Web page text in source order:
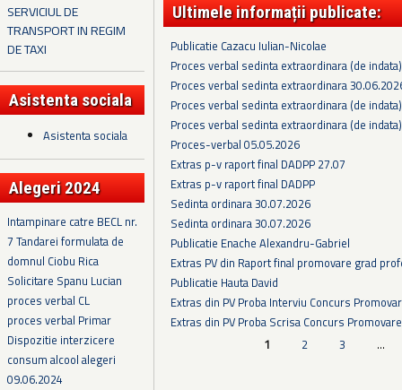
SERVICIUL DE
TRANSPORT IN REGIM
DE TAXI
Asistenta sociala
Asistenta sociala
Alegeri 2024
Intampinare catre BECL nr.
7 Tandarei formulata de
domnul Ciobu Rica
Solicitare Spanu Lucian
proces verbal CL
proces verbal Primar
Dispozitie interzicere
consum alcool alegeri
09.06.2024
Ultimele informații publicate:
Publicatie Cazacu Iulian-Nicolae
Proces verbal sedinta extraordinara (de
Proces verbal sedinta extraordinara
Proces verbal sedinta extraordinara (de
Proces verbal sedinta extraordinara (de
Proces-verbal 05.05.2026
Extras p-v raport final DADPP 27.07
Extras p-v raport final DADPP
Sedinta ordinara 30.07.2026
Sedinta ordinara 30.07.2026
Publicatie Enache Alexandru-Gabriel
Extras PV din Raport final promovare grad
Publicatie Hauta David
Extras din PV Proba Interviu Concurs
Extras din PV Proba Scrisa Concurs
1 2 3 …